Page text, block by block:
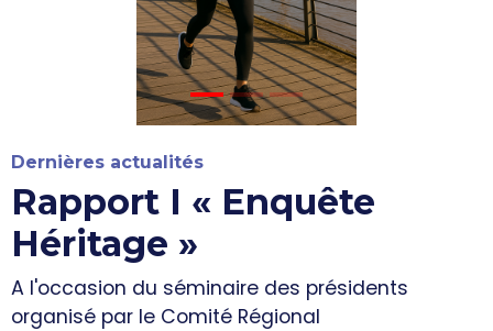
Dernières actualités
Rapport I « Enquête
Héritage »
A l'occasion du séminaire des présidents
organisé par le Comité Régional